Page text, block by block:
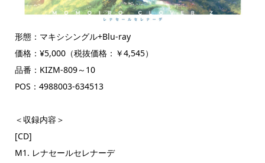
形態：マキシシングル+Blu-ray
価格：¥5,000（税抜価格：￥4,545）
品番：KIZM-809～10
POS：4988003-634513
＜収録内容＞
[CD]
M1. レナセールセレナーデ